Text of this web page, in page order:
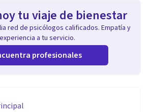
tu viaje de bienestar
red de psicólogos calificados. Empatía y
experiencia a tu servicio.
profesionales